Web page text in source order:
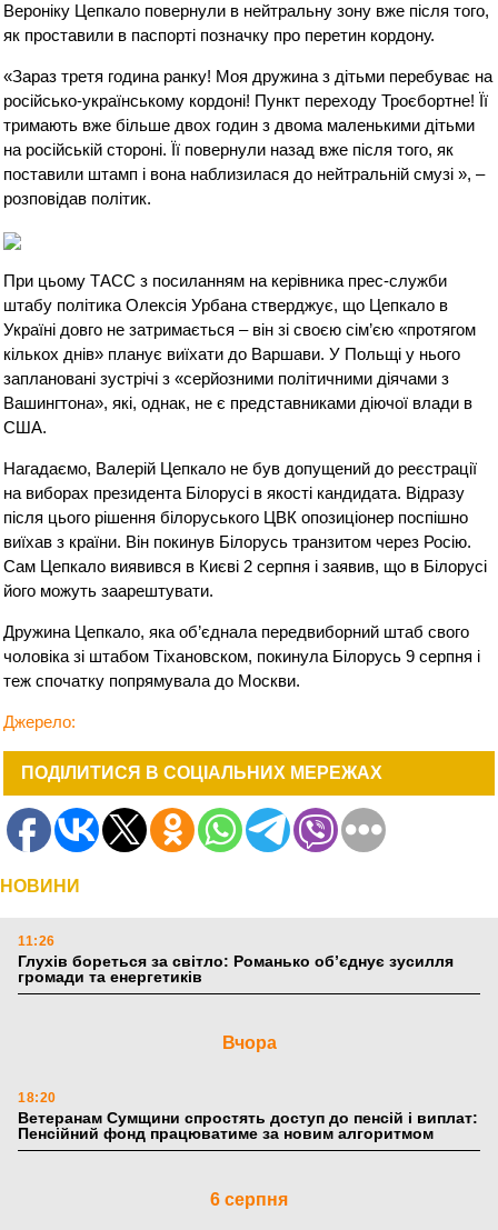
Вероніку Цепкало повернули в нейтральну зону вже після того,
як проставили в паспорті позначку про перетин кордону.
«Зараз третя година ранку! Моя дружина з дітьми перебуває на
російсько-українському кордоні! Пункт переходу Троєбортне! Її
тримають вже більше двох годин з двома маленькими дітьми
на російській стороні. Її повернули назад вже після того, як
поставили штамп і вона наблизилася до нейтральній смузі », –
розповідав політик.
При цьому ТАСС з посиланням на керівника прес-служби
штабу політика Олексія Урбана стверджує, що Цепкало в
Україні довго не затримається – він зі своєю сім’єю «протягом
кількох днів» планує виїхати до Варшави. У Польщі у нього
заплановані зустрічі з «серйозними політичними діячами з
Вашингтона», які, однак, не є представниками діючої влади в
США.
Нагадаємо, Валерій Цепкало не був допущений до реєстрації
на виборах президента Білорусі в якості кандидата. Відразу
після цього рішення білоруського ЦВК опозиціонер поспішно
виїхав з країни. Він покинув Білорусь транзитом через Росію.
Сам Цепкало виявився в Києві 2 серпня і заявив, що в Білорусі
його можуть заарештувати.
Дружина Цепкало, яка об’єднала передвиборний штаб свого
чоловіка зі штабом Тіхановском, покинула Білорусь 9 серпня і
теж спочатку попрямувала до Москви.
Джерело:
ПОДІЛИТИСЯ В СОЦІАЛЬНИХ МЕРЕЖАХ
НОВИНИ
11:26
Глухів бореться за світло: Романько об’єднує зусилля
громади та енергетиків
Вчора
18:20
Ветеранам Сумщини спростять доступ до пенсій і виплат:
Пенсійний фонд працюватиме за новим алгоритмом
6 серпня